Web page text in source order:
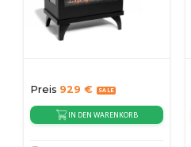
Preis 929 €
IN DEN WARENKORB